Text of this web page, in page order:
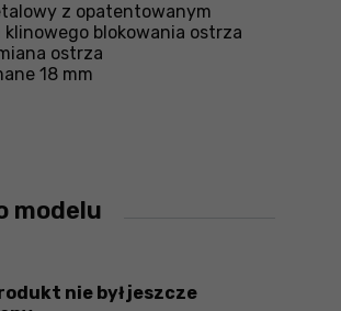
z opatentowanym
klinowego blokowania ostrza
ostrza
18 mm
modelu
nie był jeszcze